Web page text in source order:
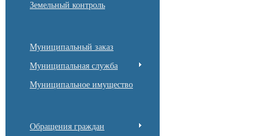
Земельный контроль
Муниципальный заказ
Муниципальная служба
Муниципальное имущество
Обращения граждан